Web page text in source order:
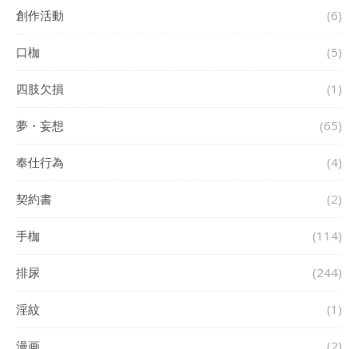
創作活動 (6)
口枷 (5)
四肢欠損 (1)
夢・妄想 (65)
奉仕行為 (4)
契約書 (2)
手枷 (114)
排尿 (244)
淫紋 (1)
漫画 (2)